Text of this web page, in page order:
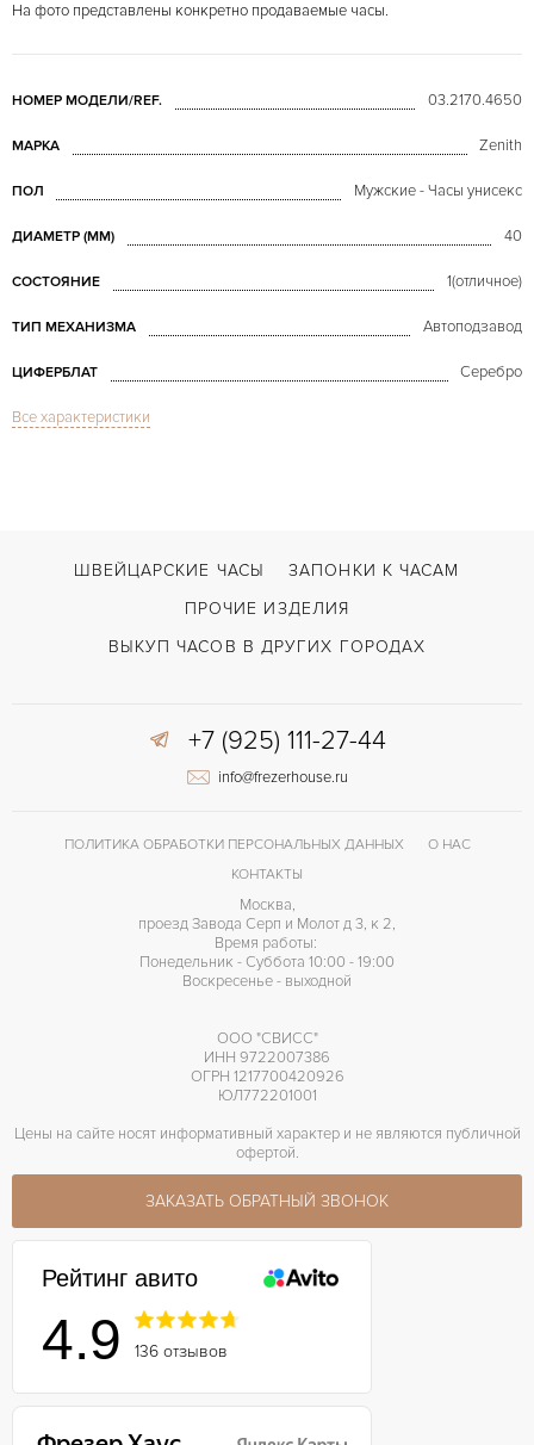
На фото представлены конкретно продаваемые часы.
НОМЕР МОДЕЛИ/REF. 03.2170.4650
МАРКА Zenith
ПОЛ Мужские - Часы унисекс
ДИАМЕТР (MM) 40
СОСТОЯНИЕ 1(отличное)
ТИП МЕХАНИЗМА Автоподзавод
ЦИФЕРБЛАТ Серебро
СТЕКЛО
ВОЗМОЖНОСТИ ДОСТАВКИ С документами, С футляром
Застежка с помощью шипа
Все характеристики
ШВЕЙЦАРСКИЕ ЧАСЫ
ЗАПОНКИ К ЧАСАМ
ПРОЧИЕ ИЗДЕЛИЯ
ВЫКУП ЧАСОВ В ДРУГИХ ГОРОДАХ
+7 (925) 111-27-44
info@frezerhouse.ru
ПОЛИТИКА ОБРАБОТКИ ПЕРСОНАЛЬНЫХ ДАННЫХ
О НАС
КОНТАКТЫ
Москва,
проезд Завода Серп и Молот д 3, к 2,
Время работы:
Понедельник - Суббота 10:00 - 19:00
Воскресенье - выходной
ООО "СВИСС"
ИНН 9722007386
ОГРН 1217700420926
ЮЛ772201001
Цены на сайте носят информативный характер и не являются публичной
офертой.
ЗАКАЗАТЬ ОБРАТНЫЙ ЗВОНОК
Рейтинг авито
4.9 136 отзывов